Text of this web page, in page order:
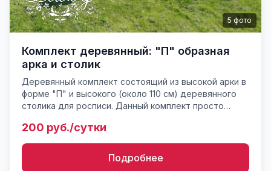
5 фото
Комплект деревянный: "П" образная
арка и столик
Деревянный комплект состоящий из высокой арки в
форме "П" и высокого (около 110 см) деревянного
столика для росписи. Данный комплект просто
воздушной арки. Как ...
200 руб./сутки
Подробнее